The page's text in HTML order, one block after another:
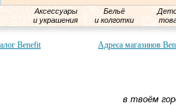
Аксессуары
и украшения
Бельё
и колготки
Benefit Адреса магазинов
в твоём